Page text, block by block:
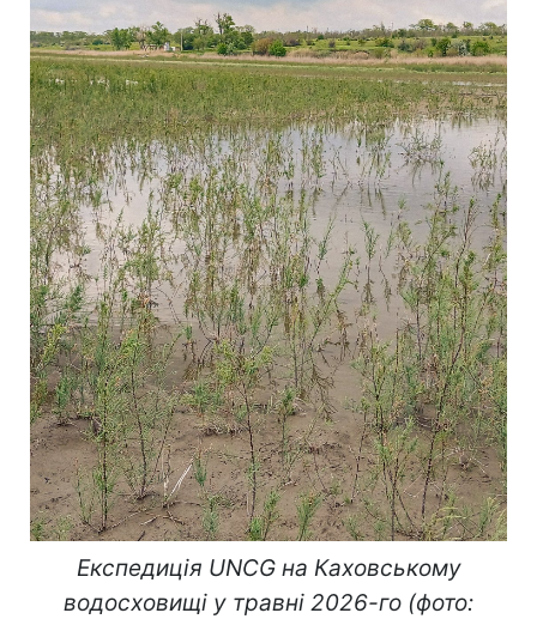
Експедиція UNCG на Каховському
водосховищі у травні 2026-го (фото: